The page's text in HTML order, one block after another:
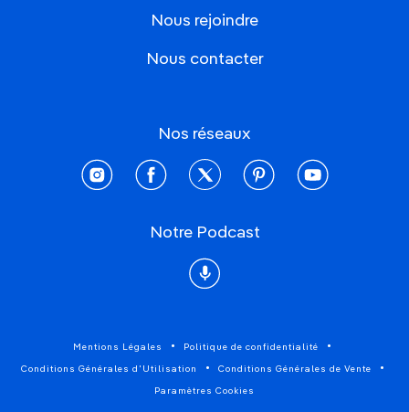
Nous rejoindre
Nous contacter
Nos réseaux
instagramfacebooktwitter pinterestyoutube
Notre Podcast
Podcast
Mentions Légales Politique de confidentialité
Conditions Générales d'Utilisation Conditions Générales de Vente
Paramètres Cookies